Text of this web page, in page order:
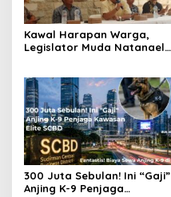
Kawal Harapan Warga,
Legislator Muda Natanael
Ditindaklanjuti
‎300 Juta Sebulan! Ini “Gaji”
Anjing K-9 Penjaga